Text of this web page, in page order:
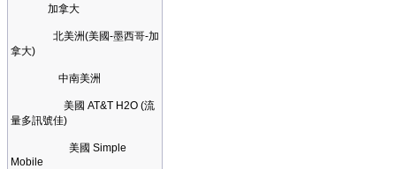
加拿大
北美洲(美國-墨西哥-加
拿大)
中南美洲
美國 AT&T H2O (流
量多訊號佳)
美國 Simple
Mobile